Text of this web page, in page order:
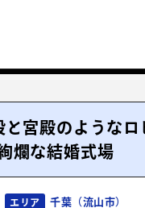
宮殿のようなロ
爛な結婚式場
エリア 千葉（流山市）